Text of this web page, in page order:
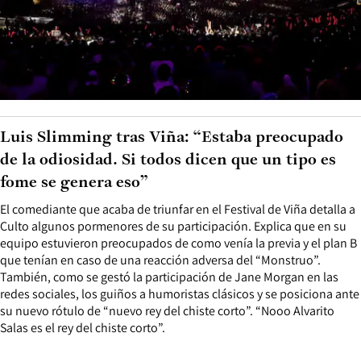
El comediante que acaba de triunfar en el Festival de Viña detalla a
Culto algunos pormenores de su participación. Explica que en su
equipo estuvieron preocupados de como venía la previa y el plan B
que tenían en caso de una reacción adversa del “Monstruo”.
También, como se gestó la participación de Jane Morgan en las
redes sociales, los guiños a humoristas clásicos y se posiciona ante
su nuevo rótulo de “nuevo rey del chiste corto”. “Nooo Alvarito
Salas es el rey del chiste corto”.
Luis Slimming tras Viña: “Estaba preocupado
de la odiosidad. Si todos dicen que un tipo es
fome se genera eso”